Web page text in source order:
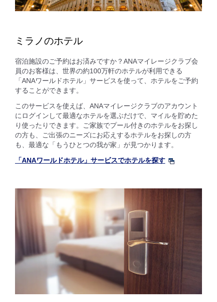
ミラノのホテル
宿泊施設のご予約はお済みですか？ANAマイレージクラブ会
員のお客様は、世界の約100万軒のホテルが利用できる
「ANAワールドホテル」サービスを使って、ホテルをご予約
することができます。
このサービスを使えば、ANAマイレージクラブのアカウント
にログインして最適なホテルを選ぶだけで、マイルを貯めた
り使ったりできます。ご家族でプール付きのホテルをお探し
の方も、ご出張のニーズにお応えするホテルをお探しの方
も、最適な「もうひとつの我が家」が見つかります。
「ANAワールドホテル」サービスでホテルを探す